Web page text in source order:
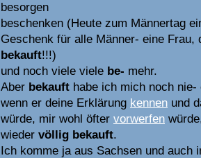
besorgen
beschenken (Heute zum Männertag
Geschenk für alle Männer- eine Frau,
bekauft!!!)
und noch viele viele be- mehr.
Aber bekauft habe ich mich noch
wenn er deine Erklärung kennen und
würde, mir wohl öfter vorwerfen
wieder völlig bekauft.
Ich komme ja aus Sachsen und auch